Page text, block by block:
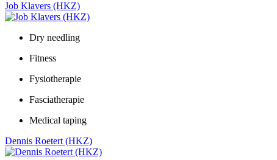
Job Klavers (HKZ)
Dry needling
Fitness
Fysiotherapie
Fasciatherapie
Medical taping
Dennis Roetert (HKZ)